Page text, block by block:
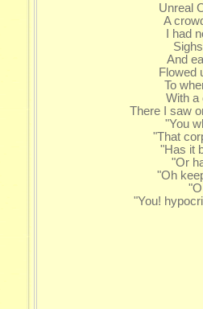
Unreal
A
I had
And
Flowed
To
With a
There I saw
"You
"That
"Has it
"Or
"Oh
"You!